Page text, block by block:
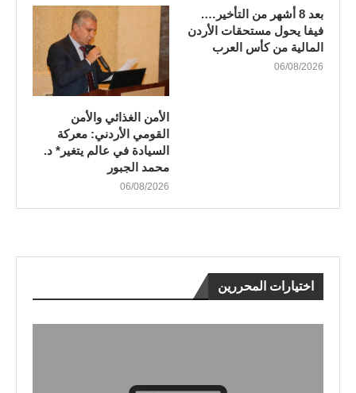
بعد 8 أشهر من التأخير….
فيفا يحول مستحقات الأردن
المالية من كأس العرب
06/08/2026
الأمن الغذائي والأمن
القومي الأردني: معركة
السيادة في عالم يتغير* د.
محمد الجبور
06/08/2026
اختيارات المحررين